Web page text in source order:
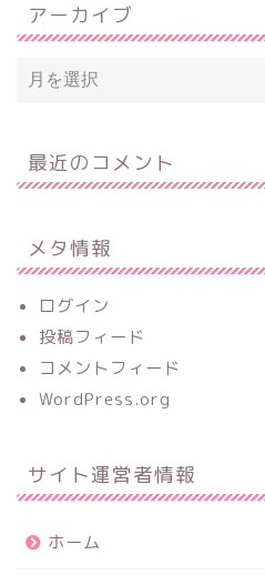
アーカイブ
最近のコメント
メタ情報
ログイン
投稿フィード
コメントフィード
WordPress.org
サイト運営者情報
ホーム